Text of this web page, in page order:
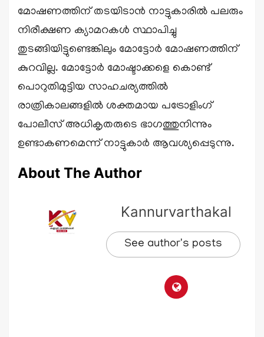
മോഷണത്തിന് തടയിടാൻ നാട്ടുകാരിൽ പലരും
നിരീക്ഷണ ക്യാമറകൾ സ്ഥാപിച്ചു
തുടങ്ങിയിട്ടുണ്ടെങ്കിലും മോട്ടോർ മോഷണത്തിന്
കുറവില്ല. മോട്ടോർ മോഷ്ടാക്കളെ കൊണ്ട്
പൊറുതിമുട്ടിയ സാഹചര്യത്തിൽ
രാത്രികാലങ്ങളിൽ ശക്തമായ പട്രോളിംഗ്
പോലീസ് അധികൃതരുടെ ഭാഗത്തുനിന്നും
ഉണ്ടാകണമെന്ന് നാട്ടുകാർ ആവശ്യപ്പെടുന്നു.
About The Author
Kannurvarthakal
See author's posts